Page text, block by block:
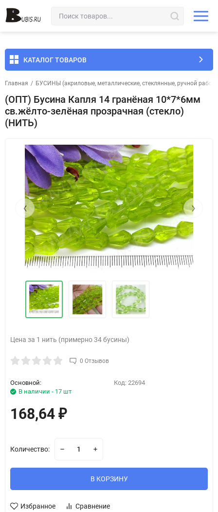
КАТАЛОГ ТОВАРОВ
Главная / БУСИНЫ (акриловые, металлические, стеклянные, ручной
(ОПТ) Бусина Капля 14 гранёная 10*7*6мм
св.жёлто-зелёная прозрачная (стекло)
(НИТЬ)
‹ ›
Цена за 1 нить (примерно 34 бусины)
0 Отзывов
Основной:
В наличии - 17 шт
Код: 22694
168,64 ₽
Количество:
В КОРЗИНУ
Избранное Сравнение